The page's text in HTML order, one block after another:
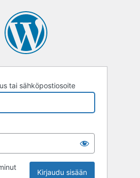
tai sähköpostiosoite